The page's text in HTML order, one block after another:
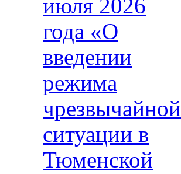
июля 2026
года «О
введении
режима
чрезвычайной
ситуации в
Тюменской